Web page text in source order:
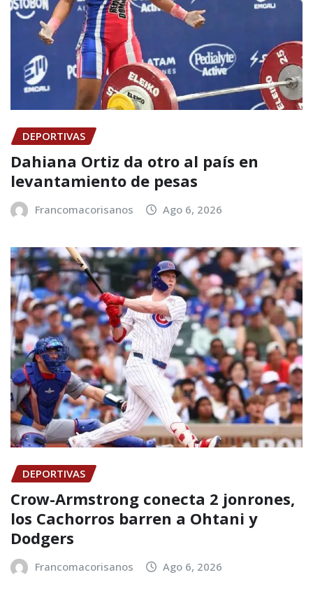
DEPORTIVAS
Dahiana Ortiz da otro al país en
levantamiento de pesas
Francomacorisanos Ago 6, 2026
DEPORTIVAS
Crow-Armstrong conecta 2 jonrones,
los Cachorros barren a Ohtani y
Dodgers
Francomacorisanos Ago 6, 2026